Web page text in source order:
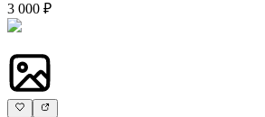
3 000 ₽